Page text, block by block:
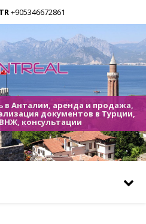
TR+905346672861
в Анталии, аренда и продажа,
документов в Турции,
консультации